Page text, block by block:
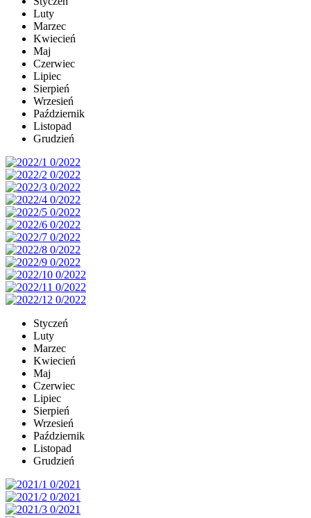
Luty
Marzec
Kwiecień
Maj
Czerwiec
Lipiec
Sierpień
Wrzesień
Październik
Listopad
Grudzień
Styczeń
Luty
Marzec
Kwiecień
Maj
Czerwiec
Lipiec
Sierpień
Wrzesień
Październik
Listopad
Grudzień